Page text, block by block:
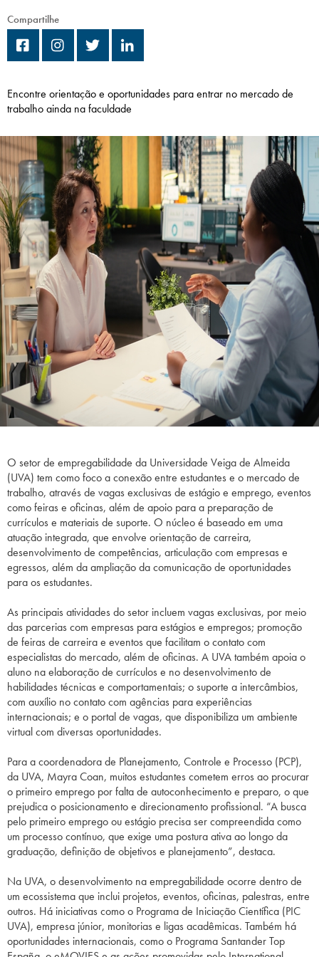
Campi/Unidades
Atendimento (21) 2574 8888
Conclua sua Matrícula
ÁREA DO ALUNO LOGIN
Compartilhe
Encontre orientação e oportunidades para entrar no mercado de
trabalho ainda na faculdade
O setor de empregabilidade da Universidade Veiga de Almeida
(UVA) tem como foco a conexão entre estudantes e o mercado de
trabalho, através de vagas exclusivas de estágio e emprego, eventos
como feiras e oficinas, além de apoio para a preparação de
currículos e materiais de suporte. O núcleo é baseado em uma
atuação integrada, que envolve orientação de carreira,
desenvolvimento de competências, articulação com empresas e
egressos, além da ampliação da comunicação de oportunidades
para os estudantes.
As principais atividades do setor incluem vagas exclusivas, por meio
das parcerias com empresas para estágios e empregos; promoção
de feiras de carreira e eventos que facilitam o contato com
especialistas do mercado, além de oficinas. A UVA também apoia o
aluno na elaboração de currículos e no desenvolvimento de
habilidades técnicas e comportamentais; o suporte a intercâmbios,
com auxílio no contato com agências para experiências
internacionais; e o portal de vagas, que disponibiliza um ambiente
virtual com diversas oportunidades.
Para a coordenadora de Planejamento, Controle e Processo (PCP),
da UVA, Mayra Coan, muitos estudantes cometem erros ao procurar
o primeiro emprego por falta de autoconhecimento e preparo, o que
prejudica o posicionamento e direcionamento profissional. “A busca
pelo primeiro emprego ou estágio precisa ser compreendida como
um processo contínuo, que exige uma postura ativa ao longo da
graduação, definição de objetivos e planejamento”, destaca.
Na UVA, o desenvolvimento na empregabilidade ocorre dentro de
um ecossistema que inclui projetos, eventos, oficinas, palestras, entre
outros. Há iniciativas como o Programa de Iniciação Científica (PIC
UVA), empresa júnior, monitorias e ligas acadêmicas. Também há
oportunidades internacionais, como o Programa Santander Top